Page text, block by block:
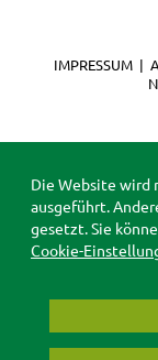
IMPRESSUM
Die Website wird
ausgeführt.
gesetzt. Sie
Cookie-